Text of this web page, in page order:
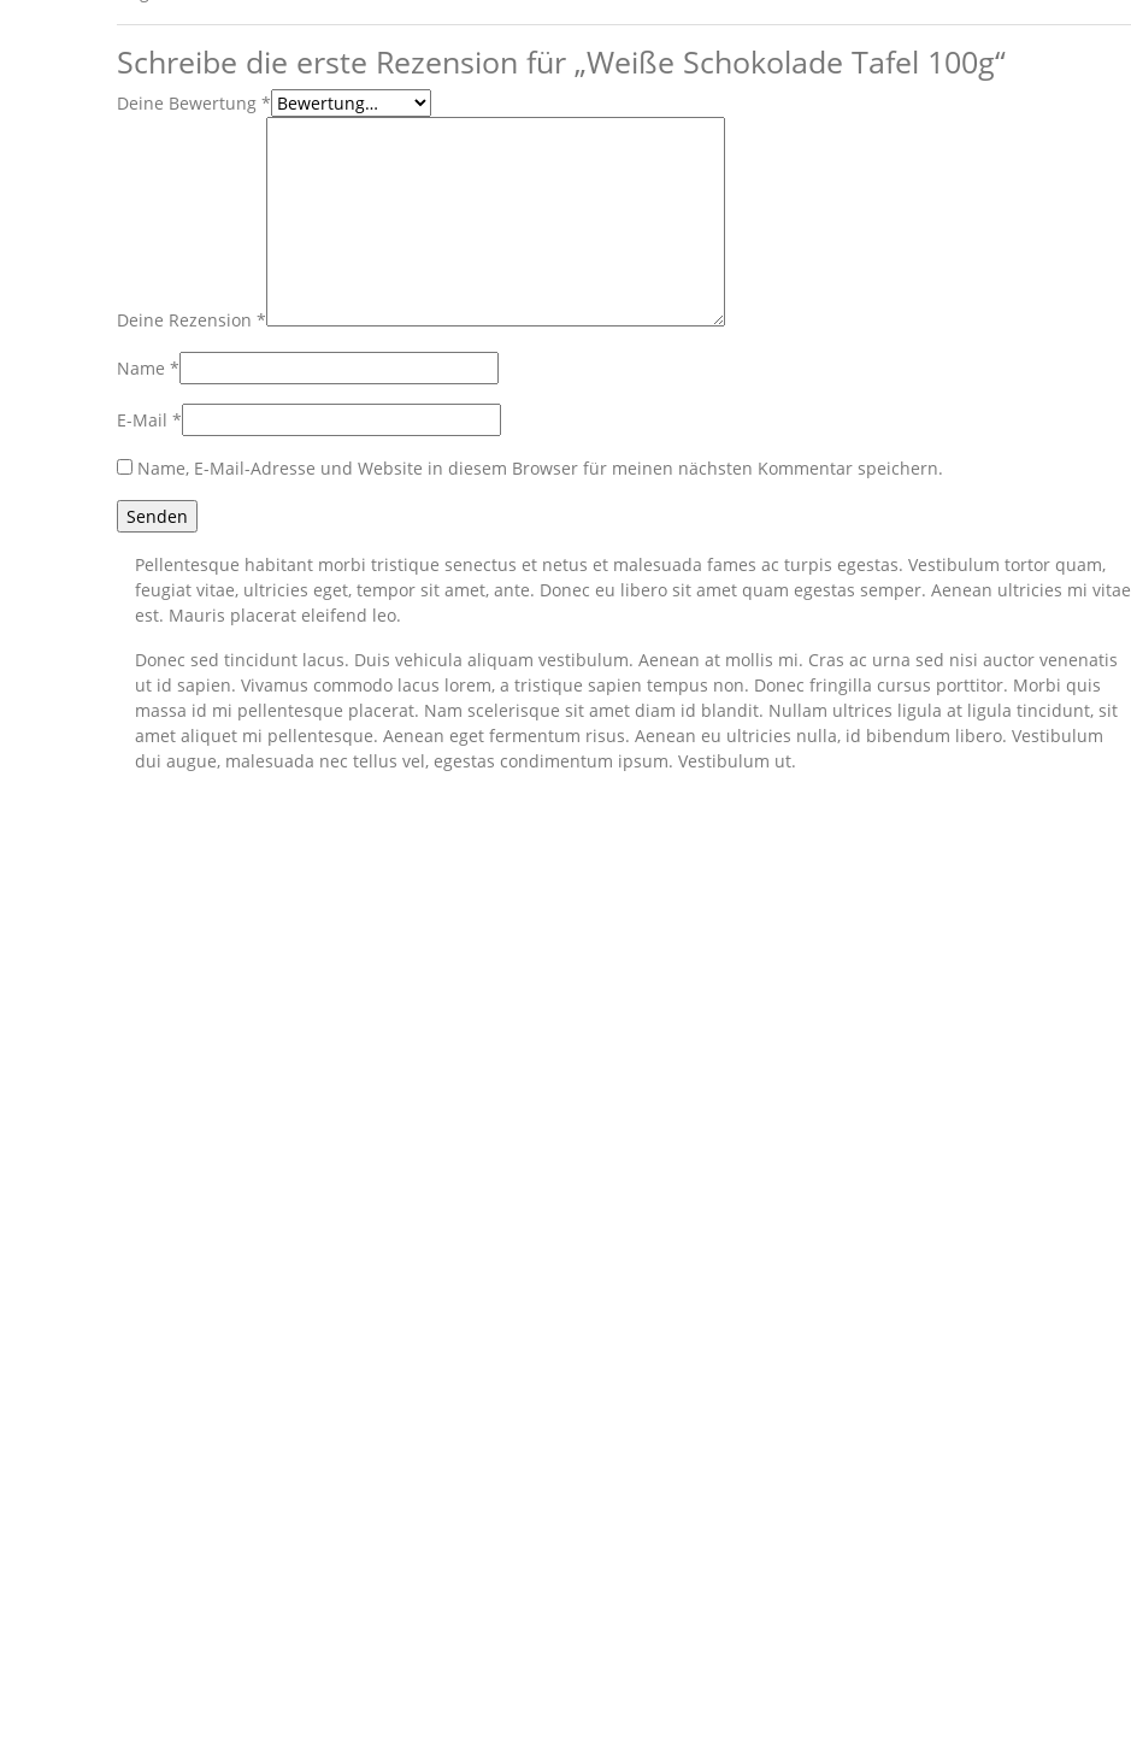
Schreibe die erste Rezension für „Weiße Schokolade Tafel 100g“
Deine Bewertung *
Deine Rezension *
Name *
E-Mail *
Name, E-Mail-Adresse und Website in diesem Browser für meinen nächsten Kommentar speichern.
Pellentesque habitant morbi tristique senectus et netus et malesuada fames ac turpis egestas. Vestibulum tortor quam,
feugiat vitae, ultricies eget, tempor sit amet, ante. Donec eu libero sit amet quam egestas semper. Aenean ultricies mi vitae
est. Mauris placerat eleifend leo.
Donec sed tincidunt lacus. Duis vehicula aliquam vestibulum. Aenean at mollis mi. Cras ac urna sed nisi auctor venenatis
ut id sapien. Vivamus commodo lacus lorem, a tristique sapien tempus non. Donec fringilla cursus porttitor. Morbi quis
massa id mi pellentesque placerat. Nam scelerisque sit amet diam id blandit. Nullam ultrices ligula at ligula tincidunt, sit
amet aliquet mi pellentesque. Aenean eget fermentum risus. Aenean eu ultricies nulla, id bibendum libero. Vestibulum
dui augue, malesuada nec tellus vel, egestas condimentum ipsum. Vestibulum ut.